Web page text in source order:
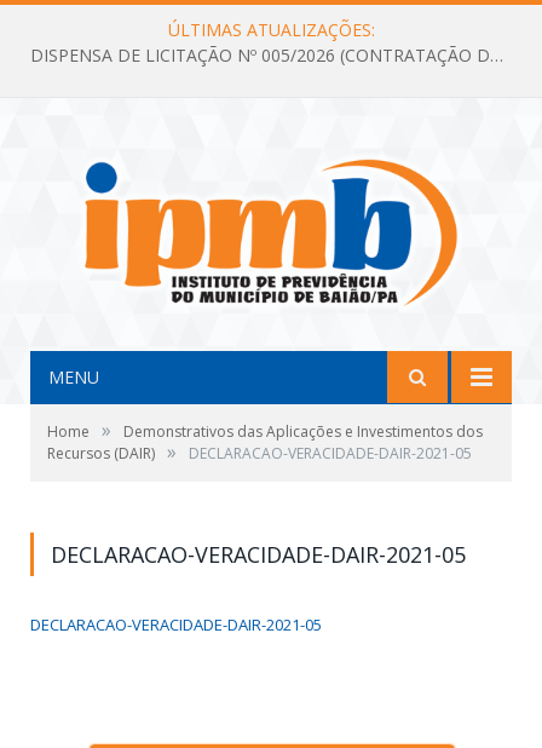
ÚLTIMAS ATUALIZAÇÕES:
DISPENSA DE LICITAÇÃO Nº 005/2026 (CONTRATAÇÃO DE SERVIÇOS TÉCNICOS DE CONSULTORIA E ASSESSORIA EM LICITAÇÃO COM ANÁLISE E ACOMPANHAMENTO DE PROCESSOS LICITATÓRIOS PARA ATENDER AS NECESSIDADES DO INSTITUTO DE PREVIDÊNCIA DO MUNICÍPIO DE BAIÃO – IPMB)
MENU
Home »
Demonstrativos das Aplicações e Investimentos dos
Recursos (DAIR) » DECLARACAO-VERACIDADE-DAIR-2021-05
DECLARACAO-VERACIDADE-DAIR-2021-05
DECLARACAO-VERACIDADE-DAIR-2021-05